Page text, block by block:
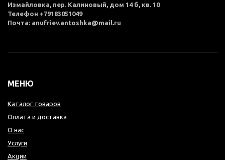
Измайловка, пер. Калиновый, дом 14 б, кв. 10
Телефон +79183051049
Почта: anufriev.antoshka@mail.ru
МЕНЮ
Каталог товаров
Оплата и доставка
О нас
Услуги
Акции